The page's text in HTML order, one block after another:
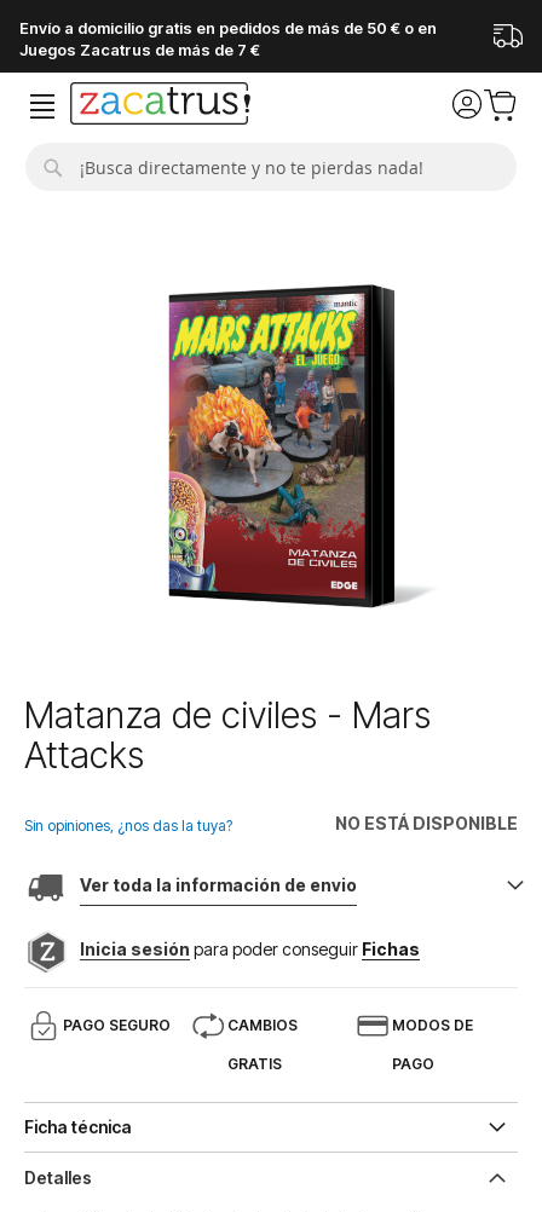
Envío a domicilio gratis en pedidos de más de 50 € o en
Juegos Zacatrus de más de 7 €
Saltar
al
comienzo
galería
imágenes
Matanza de civiles - Mars
Attacks
NO ESTÁ DISPONIBLE
Sin opiniones, ¿nos das la tuya?
Ver toda la información de envio
Inicia sesión para poder conseguir Fichas
PAGO SEGURO CAMBIOS
GRATIS
MODOS DE
PAGO
Ficha técnica
Detalles